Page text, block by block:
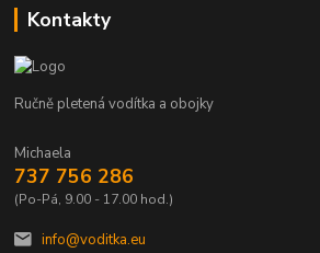
Kontakty
Ručně pletená vodítka a obojky
Michaela
737 756 286
(Po-Pá, 9.00 - 17.00 hod.)
info@voditka.eu